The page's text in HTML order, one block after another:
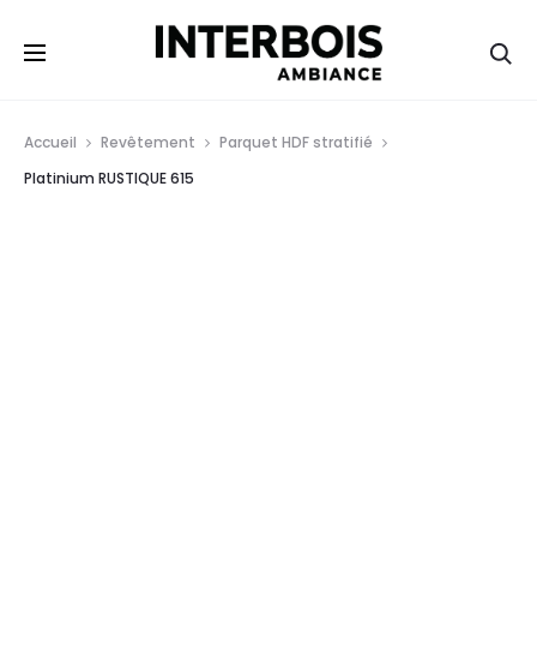
Accueil Revêtement
Parquet HDF stratifié
Platinium RUSTIQUE 615